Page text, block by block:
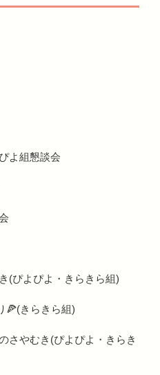
よ組懇談会
(ぴよぴよ・きらきら組)
🍕(きらきら組)
さやむき(ぴよぴよ・きらき